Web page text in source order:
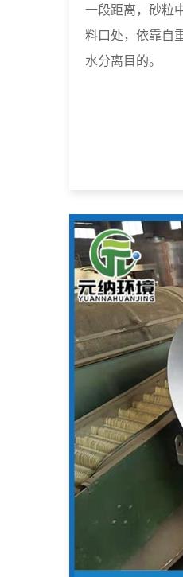
一段距离，砂粒
料口处，依靠自
水分离目的。